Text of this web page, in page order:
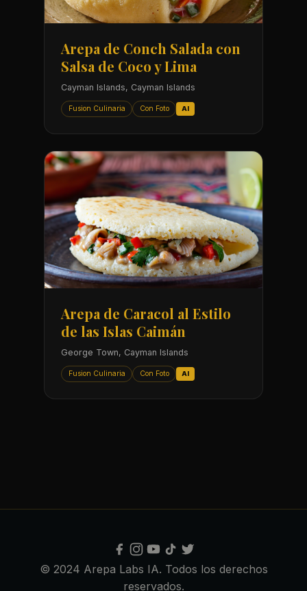
Arepa de Conch Salada con
Salsa de Coco y Lima
Cayman Islands, Cayman Islands
Fusion Culinaria Con Foto AI
Arepa de Caracol al Estilo
de las Islas Caimán
George Town, Cayman Islands
Fusion Culinaria Con Foto AI
© 2024 Arepa Labs IA. Todos los derechos
reservados.